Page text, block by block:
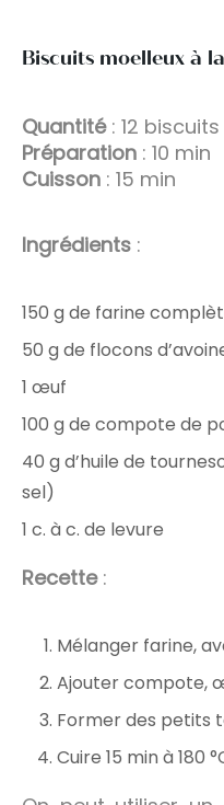
Biscuits moelleux à
Quantité: 12 biscuits
Préparation : 10 min
Cuisson : 15 min
Ingrédients :
150 g de farine
50 g de flocons
1 œuf
100 g de compote de
40 g d’huile de
sel)
1 c. à c. de levure
Recette:
Mélanger farine,
Ajouter compote,
Former des petits
Cuire 15 min à 180